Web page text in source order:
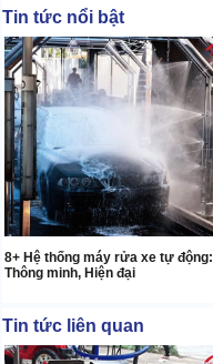
Tin tức nổi bật
8+ Hệ thống máy rửa xe tự động:
Thông minh, Hiện đại
Tin tức liên quan